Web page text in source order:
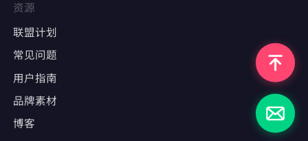
反爬严格的网站
采集LinkedIn、Indeed、Glassdoor等职业社
交平台数据
绕过基于IP频率限制或用户行为分析的防爬机制
资源
联盟计划
常见问题
用户指南
品牌素材
博客